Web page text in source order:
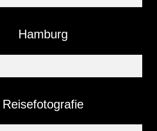
Hamburg
Reisefotografie